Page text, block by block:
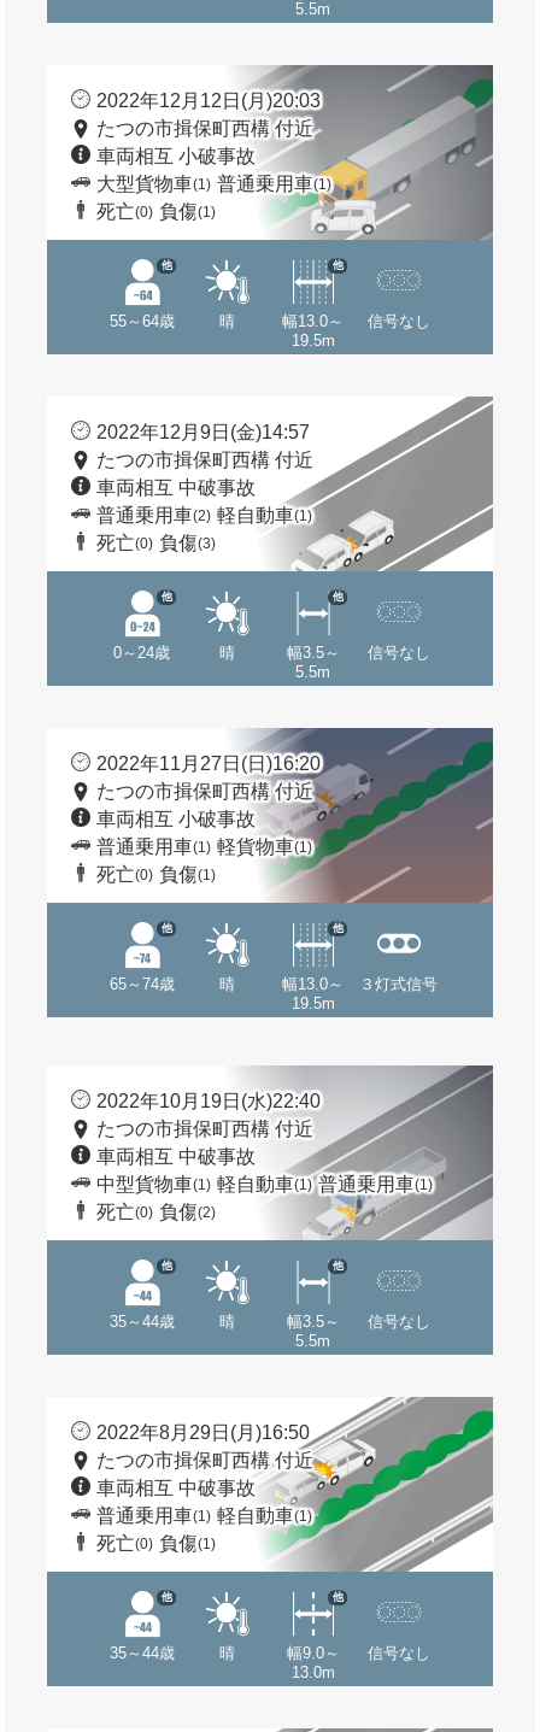
5.5m
2022年12月12日(月)20:03
たつの市揖保町西構 付近
車両相互 小破事故
大型貨物車(1) 普通乗用車(1)
死亡(0) 負傷(1)
55～64歳
他
晴
幅13.0～
19.5m
他
信号なし
2022年12月9日(金)14:57
たつの市揖保町西構 付近
車両相互 中破事故
普通乗用車(2) 軽自動車(1)
死亡(0) 負傷(3)
0～24歳
他
晴
幅3.5～
5.5m
他
信号なし
2022年11月27日(日)16:20
たつの市揖保町西構 付近
車両相互 小破事故
普通乗用車(1) 軽貨物車(1)
死亡(0) 負傷(1)
65～74歳
他
晴
幅13.0～
19.5m
他
３灯式信号
2022年10月19日(水)22:40
たつの市揖保町西構 付近
車両相互 中破事故
中型貨物車(1) 軽自動車(1) 普通乗用車(1)
死亡(0) 負傷(2)
35～44歳
他
晴
幅3.5～
5.5m
他
信号なし
2022年8月29日(月)16:50
たつの市揖保町西構 付近
車両相互 中破事故
普通乗用車(1) 軽自動車(1)
死亡(0) 負傷(1)
35～44歳
他
晴
幅9.0～
13.0m
他
信号なし